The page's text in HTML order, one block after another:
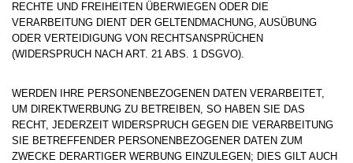
RECHTE UND FREIHEITEN ÜBERWIEGEN ODER DIE
VERARBEITUNG DIENT DER GELTENDMACHUNG, AUSÜBUNG
ODER VERTEIDIGUNG VON RECHTSANSPRÜCHEN
(WIDERSPRUCH NACH ART. 21 ABS. 1 DSGVO).
WERDEN IHRE PERSONENBEZOGENEN DATEN VERARBEITET,
UM DIREKTWERBUNG ZU BETREIBEN, SO HABEN SIE DAS
RECHT, JEDERZEIT WIDERSPRUCH GEGEN DIE VERARBEITUNG
SIE BETREFFENDER PERSONENBEZOGENER DATEN ZUM
ZWECKE DERARTIGER WERBUNG EINZULEGEN; DIES GILT AUCH